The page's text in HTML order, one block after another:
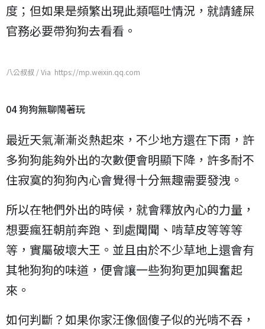
度；但如果是頻繁出現此類嘔吐情況，就請鏟屎
官務必要帶狗狗去看看。
八公叔叔 / Via https://mp.weixin.qq.com
04 狗狗無聊鬧著玩
最近天氣漸漸炎熱起來，不少地方還在下雨，許
多狗狗能夠外出的次數便會明顯下降，許多耐不
住寂寞的狗狗內心會覺得十分無趣需要發洩。
所以在牠們外出的時候，就會釋放內心的力量，
想要瘋狂朝前奔跑、到處聞聞、啃草皮等等等
等，實屬破壞大王。並且由於不少草地上還會有
其牠狗狗的味道，便會讓一些狗狗更加興奮起
來。
如何判斷？如果你家汪像個傻子似的光啃不吞，